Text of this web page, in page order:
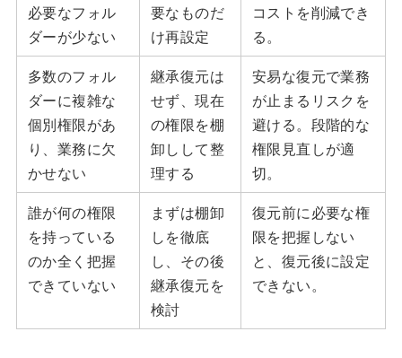
必要なフォル
ダーが少ない
要なものだ
け再設定
コストを削減でき
る。
多数のフォル
ダーに複雑な
個別権限があ
り、業務に欠
かせない
継承復元は
せず、現在
の権限を棚
卸しして整
理する
安易な復元で業務
が止まるリスクを
避ける。段階的な
権限見直しが適
切。
誰が何の権限
を持っている
のか全く把握
できていない
まずは棚卸
しを徹底
し、その後
継承復元を
検討
復元前に必要な権
限を把握しない
と、復元後に設定
できない。